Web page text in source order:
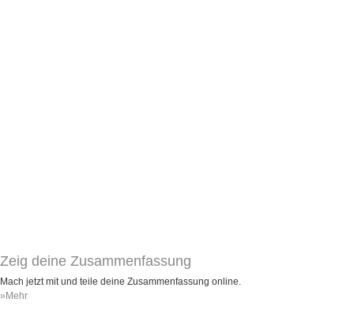
Zeig deine Zusammenfassung
Mach jetzt mit und teile deine Zusammenfassung online.
»Mehr